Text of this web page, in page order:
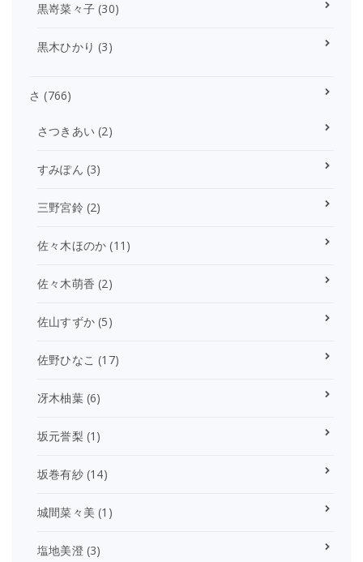
黒嵜菜々子 (30)
黒木ひかり (3)
さ (766)
さつきあい (2)
すみぽん (3)
三野宮鈴(2)
佐々木ほのか (11)
佐々木萌香 (2)
佐山すずか (5)
佐野ひなこ (17)
冴木柚葉(6)
坂元誉梨 (1)
坂巻有紗(14)
城間菜々美 (1)
塩地美澄(3)